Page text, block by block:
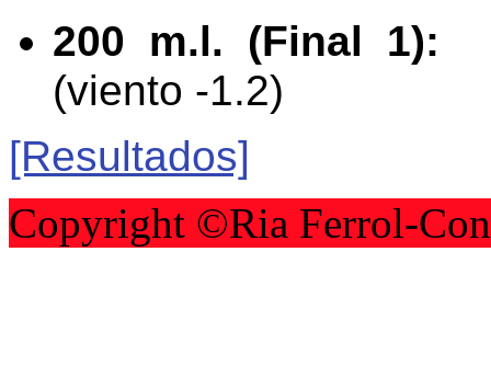
200 m.l. (Final
(viento -1.2)
​[Resultados]
Copyright ©Ria Ferrol-